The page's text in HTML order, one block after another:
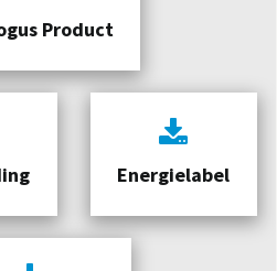
Product
Energielabel